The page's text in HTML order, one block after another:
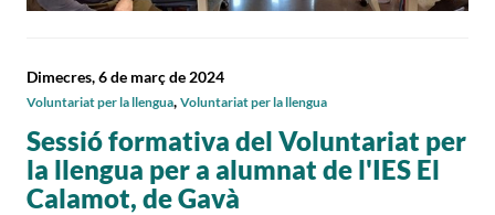
Sessió formativa del Voluntariat per
la llengua per a alumnat de l'IES El
Calamot, de Gavà
Dimecres, 6 de març de 2024
Voluntariat per la llengua, Voluntariat per la llengua